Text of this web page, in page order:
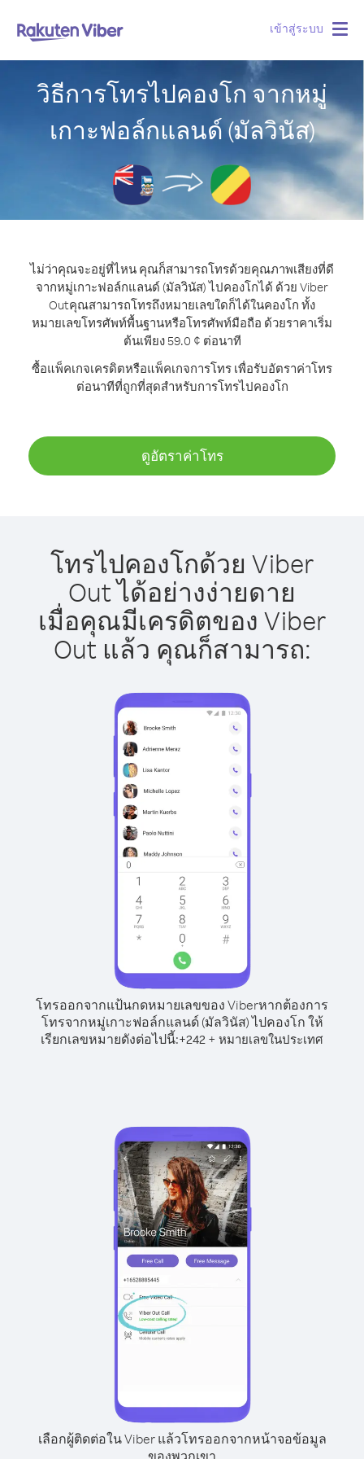
เข้าสู่ระบบ
วิธีการโทรไปคองโก จากหมู่
เกาะฟอล์กแลนด์ (มัลวินัส)
ไม่ว่าคุณจะอยู่ที่ไหน คุณก็สามารถโทรด้วยคุณภาพเสียงที่ดี
จากหมู่เกาะฟอล์กแลนด์ (มัลวินัส) ไปคองโกได้ ด้วย Viber
Outคุณสามารถโทรถึงหมายเลขใดก็ได้ในคองโก ทั้ง
หมายเลขโทรศัพท์พื้นฐานหรือโทรศัพท์มือถือ ด้วยราคาเริ่ม
ต้นเพียง 59.0 ¢ ต่อนาที
ซื้อแพ็คเกจเครดิตหรือแพ็คเกจการโทร เพื่อรับอัตราค่าโทร
ต่อนาทีที่ถูกที่สุดสำหรับการโทรไปคองโก
ดูอัตราค่าโทร
โทรไปคองโกด้วย Viber
Out ได้อย่างง่ายดาย
เมื่อคุณมีเครดิตของ Viber
Out แล้ว คุณก็สามารถ:
โทรออกจากแป้นกดหมายเลขของ Viberหากต้องการ
โทรจากหมู่เกาะฟอล์กแลนด์ (มัลวินัส) ไปคองโก ให้
เรียกเลขหมายดังต่อไปนี้:+242 + หมายเลขในประเทศ
เลือกผู้ติดต่อใน Viber แล้วโทรออกจากหน้าจอข้อมูล
ของพวกเขา